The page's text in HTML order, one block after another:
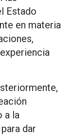
Estado
en materia
a la
dar